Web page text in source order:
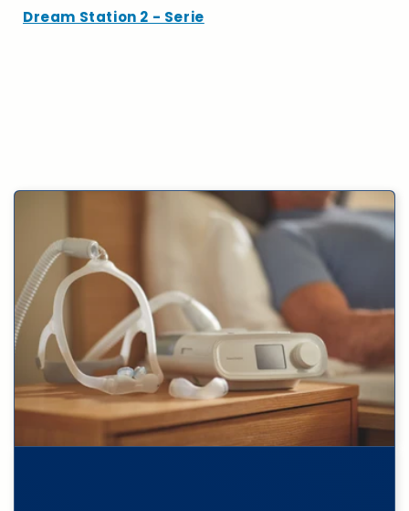
Dream Station 2 - Serie